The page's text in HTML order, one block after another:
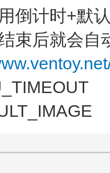
倒计时+默
束后就会自